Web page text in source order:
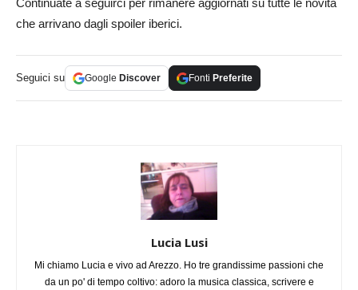
Continuate a seguirci per rimanere aggiornati su tutte le novità
che arrivano dagli spoiler iberici.
Seguici su Google Discover Fonti Preferite
Lucia Lusi
Mi chiamo Lucia e vivo ad Arezzo. Ho tre grandissime passioni che
da un po' di tempo coltivo: adoro la musica classica, scrivere e